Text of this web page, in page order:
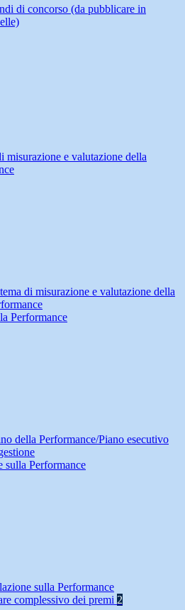
di concorso (da pubblicare in
misurazione e valutazione della
di misurazione e valutazione della
Performance
della Performance/Piano esecutivo
sulla Performance
sulla Performance
complessivo dei premi 2